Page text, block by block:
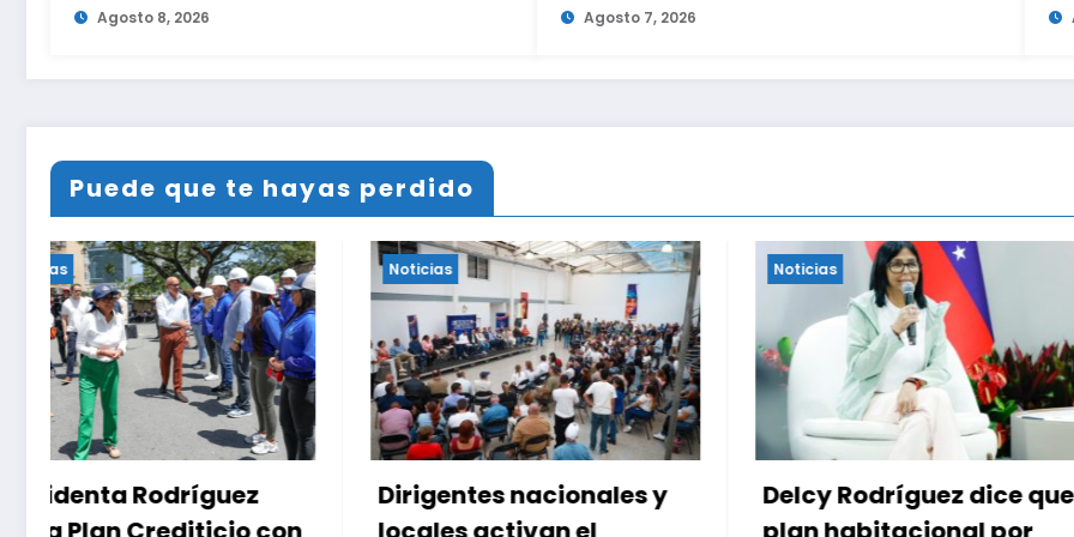
Agosto 8, 2026 Agosto 7, 2026
Puede que te hayas perdido
Noticias
Dirigentes nacionales y
Noticias
Delcy Rodríguez dice que
Noticias
Conindustria, CVC y